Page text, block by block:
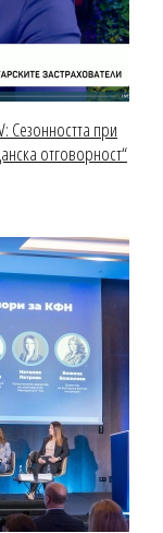
Сезонността при
отговорност“